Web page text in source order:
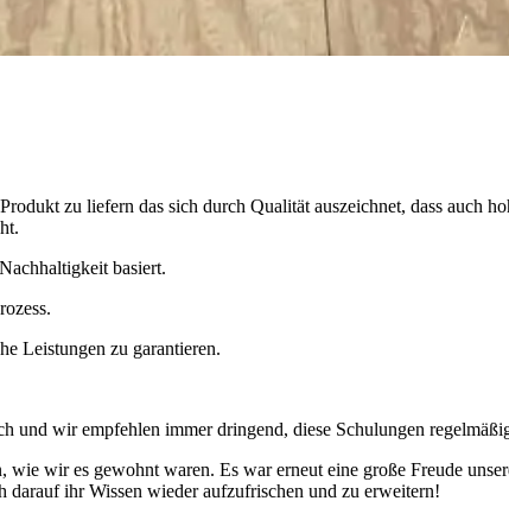
zu liefern das sich durch Qualität auszeichnet, dass auch
basiert.
Leistungen zu garantieren.
wir empfehlen immer dringend, diese Schulungen
wir es gewohnt waren. Es war erneut eine große Freude
darauf ihr Wissen wieder aufzufrischen und zu erweitern!